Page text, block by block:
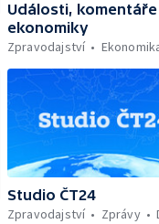
Události, komentáře
ekonomiky
Zpravodajství
Studio ČT24
Zpravodajství
Zprávy